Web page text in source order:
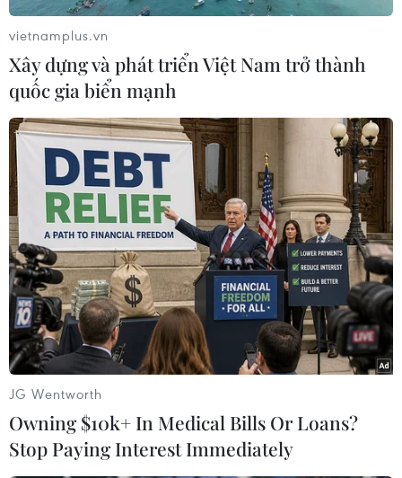
#Tàu hải quân #Tàu khu trục
#Biển Đông
#Đảo nhân tạo
#Hạm đội 3
#Hải quân Mỹ
#Bầu cử tổng thống Mỹ
Mỹ Trung Quốc
Theo dõi VietnamPlus
vietnamplus.vn
Xây dựng và phát triển Việt Nam trở thành
quốc gia biển mạnh
JG Wentworth
Owning $10k+ In Medical Bills Or Loans?
Stop Paying Interest Immediately